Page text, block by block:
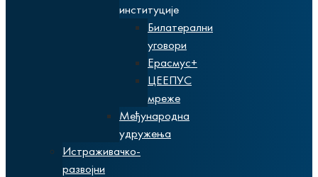
институције
Билатерални
уговори
Ерасмус+
ЦЕЕПУС
мреже
Међународна
удружења
Истраживачко-
развојни